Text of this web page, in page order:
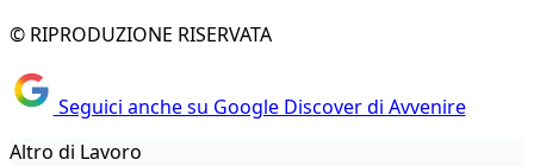
© RIPRODUZIONE RISERVATA
Seguici anche su Google Discover di Avvenire
Altro di Lavoro